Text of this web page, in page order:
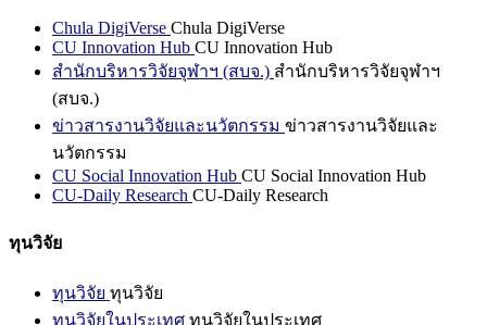
Chula DigiVerse Chula DigiVerse
CU Innovation Hub CU Innovation Hub
สำนักบริหารวิจัยจุฬาฯ (สบจ.) สำนักบริหารวิจัยจุฬาฯ
(สบจ.)
ข่าวสารงานวิจัยและนวัตกรรม ข่าวสารงานวิจัยและ
นวัตกรรม
CU Social Innovation Hub CU Social Innovation Hub
CU-Daily Research CU-Daily Research
ทุนวิจัย
ทุนวิจัย ทุนวิจัย
ทุนวิจัยในประเทศ ทุนวิจัยในประเทศ